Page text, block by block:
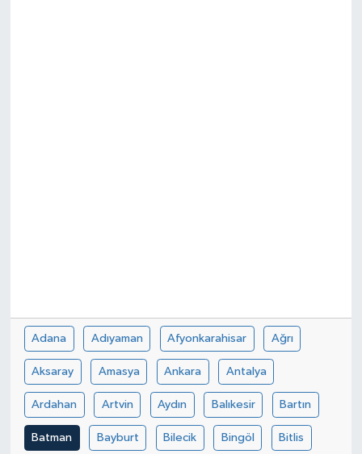
Adana Adıyaman Afyonkarahisar Ağrı
Aksaray Amasya Ankara Antalya
Ardahan Artvin Aydın Balıkesir Bartın
Batman Bayburt Bilecik Bingöl Bitlis